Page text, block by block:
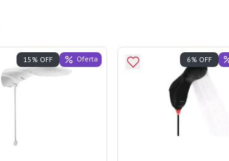
15% OFF Oferta 6% OFF